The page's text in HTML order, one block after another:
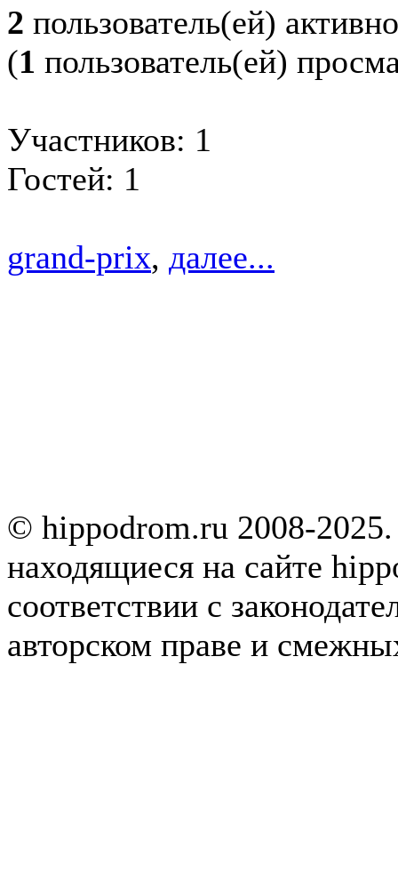
2 пользователь(ей) активно
(1 пользователь(ей)
Участников: 1
Гостей: 1
grand-prix, далее...
© hippodrom.ru 2008-
находящиеся на сайте
соответствии с
авторском праве и